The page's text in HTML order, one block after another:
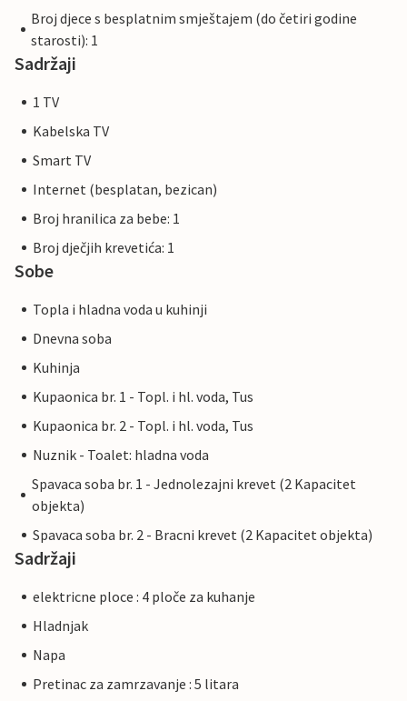
Broj djece s besplatnim smještajem (do četiri godine
starosti): 1
Sadržaji
1 TV
Kabelska TV
Smart TV
Internet (besplatan, bezican)
Broj hranilica za bebe: 1
Broj dječjih krevetića: 1
Sobe
Topla i hladna voda u kuhinji
Dnevna soba
Kuhinja
Kupaonica br. 1 - Topl. i hl. voda, Tus
Kupaonica br. 2 - Topl. i hl. voda, Tus
Nuznik - Toalet: hladna voda
Spavaca soba br. 1 - Jednolezajni krevet (2 Kapacitet
objekta)
Spavaca soba br. 2 - Bracni krevet (2 Kapacitet objekta)
Sadržaji
elektricne ploce : 4 ploče za kuhanje
Hladnjak
Napa
Pretinac za zamrzavanje : 5 litara